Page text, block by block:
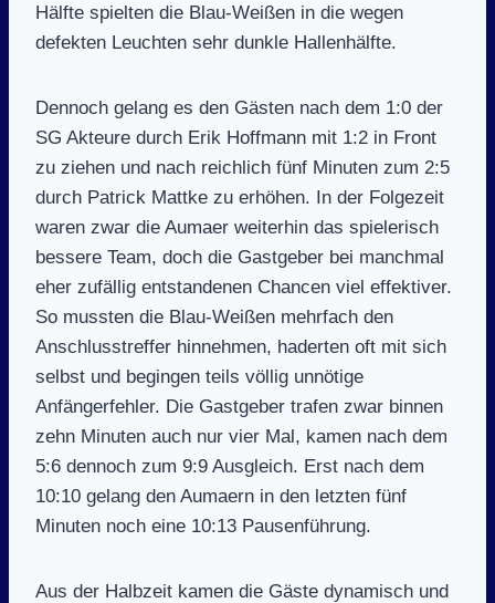
Hälfte spielten die Blau-Weißen in die wegen
defekten Leuchten sehr dunkle Hallenhälfte.
Dennoch gelang es den Gästen nach dem 1:0 der
SG Akteure durch Erik Hoffmann mit 1:2 in Front
zu ziehen und nach reichlich fünf Minuten zum 2:5
durch Patrick Mattke zu erhöhen. In der Folgezeit
waren zwar die Aumaer weiterhin das spielerisch
bessere Team, doch die Gastgeber bei manchmal
eher zufällig entstandenen Chancen viel effektiver.
So mussten die Blau-Weißen mehrfach den
Anschlusstreffer hinnehmen, haderten oft mit sich
selbst und begingen teils völlig unnötige
Anfängerfehler. Die Gastgeber trafen zwar binnen
zehn Minuten auch nur vier Mal, kamen nach dem
5:6 dennoch zum 9:9 Ausgleich. Erst nach dem
10:10 gelang den Aumaern in den letzten fünf
Minuten noch eine 10:13 Pausenführung.
Aus der Halbzeit kamen die Gäste dynamisch und